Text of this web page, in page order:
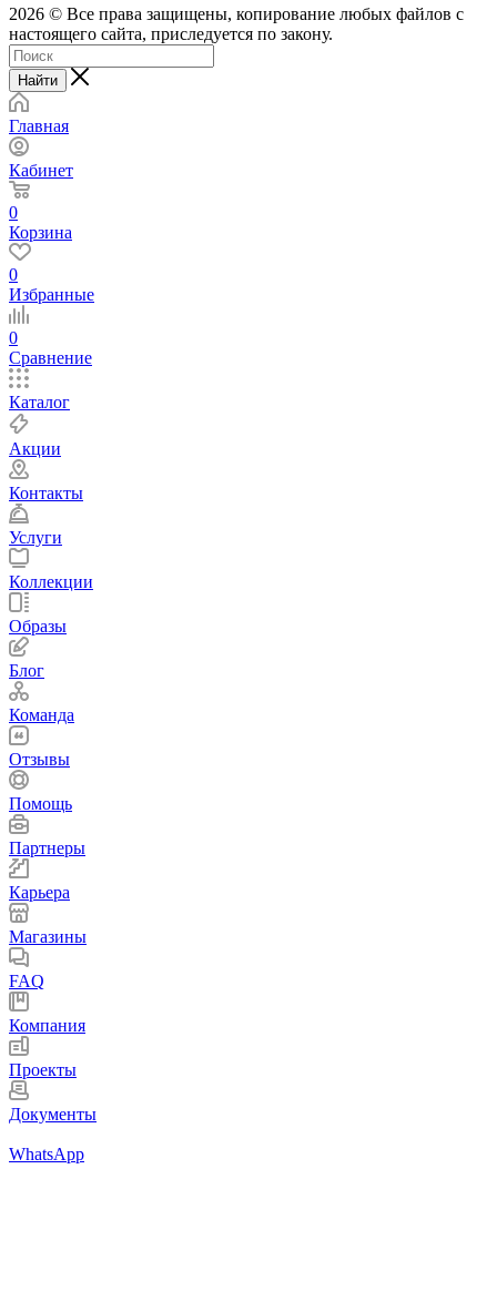
2026 © Все права защищены, копирование любых файлов с
настоящего сайта, приследуется по закону.
Найти
Главная
Кабинет
0
Корзина
0
Избранные
0
Сравнение
Каталог
Акции
Контакты
Услуги
Коллекции
Образы
Блог
Команда
Отзывы
Помощь
Партнеры
Карьера
Магазины
FAQ
Компания
Проекты
Документы
WhatsApp